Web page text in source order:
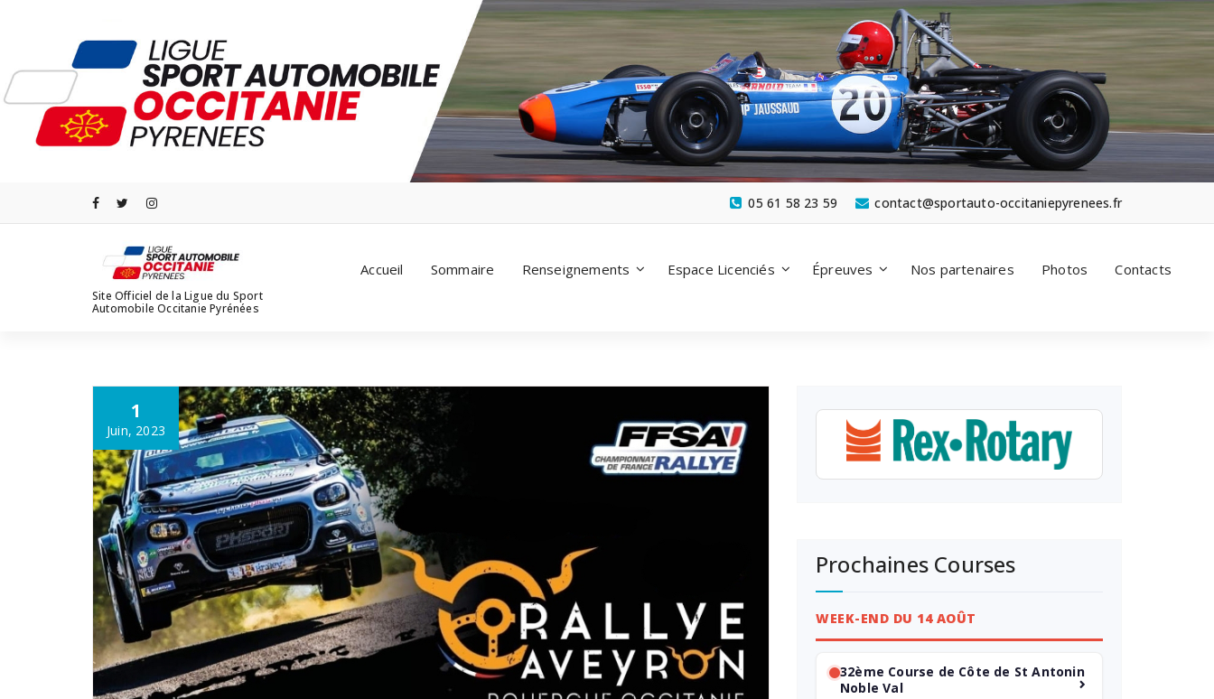
contact@sportauto-occitaniepyrenees.fr
05 61 58 23 59
Site Officiel de la Ligue du Sport
Automobile Occitanie Pyrénées
Accueil Sommaire Renseignements Espace Licenciés Épreuves Nos partenaires Photos Contacts
1
Juin, 2023
Prochaines Courses
WEEK-END DU 14 AOÛT
32ème Course de Côte de St Antonin
Noble Val